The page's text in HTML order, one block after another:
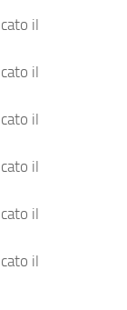
il
il
il
il
il
il